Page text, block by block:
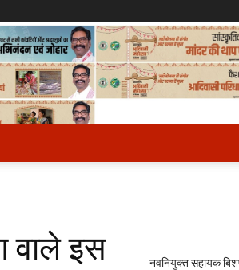
वाले इस
नवनियुक्त सहायक